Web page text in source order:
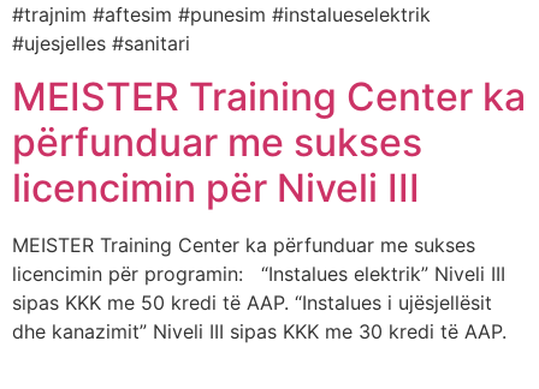
#trajnim #aftesim #punesim #instalueselektrik
#ujesjelles #sanitari
MEISTER Training Center ka
përfunduar me sukses
licencimin për Niveli III
MEISTER Training Center ka përfunduar me sukses
licencimin për programin: “Instalues elektrik” Niveli III
sipas KKK me 50 kredi të AAP. “Instalues i ujësjellësit
dhe kanazimit” Niveli III sipas KKK me 30 kredi të AAP.